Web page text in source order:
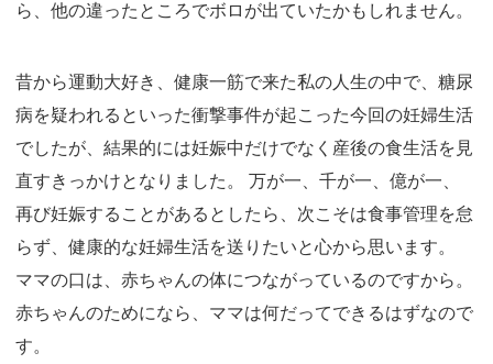
ら、他の違ったところでボロが出ていたかもしれません。
昔から運動大好き、健康一筋で来た私の人生の中で、糖尿
病を疑われるといった衝撃事件が起こった今回の妊婦生活
でしたが、結果的には妊娠中だけでなく産後の食生活を見
直すきっかけとなりました。 万が一、千が一、億が一、
再び妊娠することがあるとしたら、次こそは食事管理を怠
らず、健康的な妊婦生活を送りたいと心から思います。
ママの口は、赤ちゃんの体につながっているのですから。
赤ちゃんのためになら、ママは何だってできるはずなので
す。